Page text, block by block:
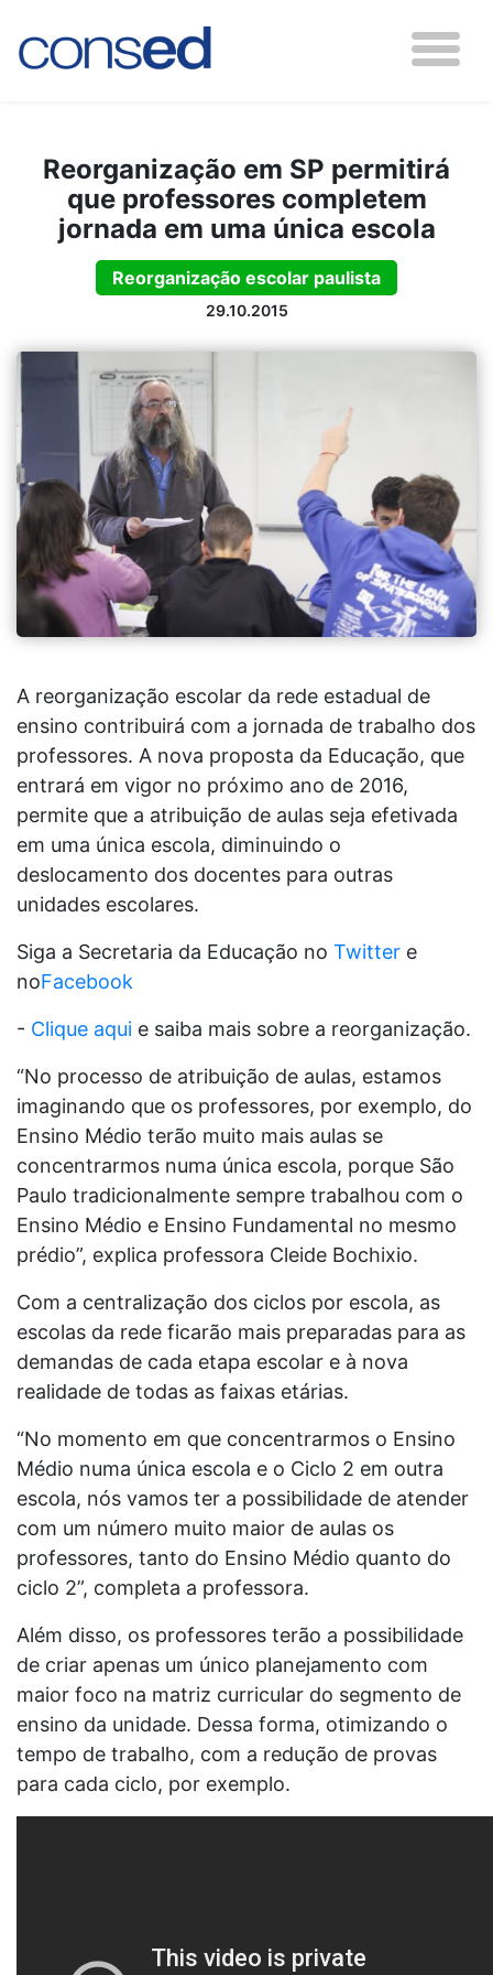
Reorganização em SP permitirá
que professores completem
jornada em uma única escola
Reorganização escolar paulista
29.10.2015
A reorganização escolar da rede estadual de
ensino contribuirá com a jornada de trabalho dos
professores. A nova proposta da Educação, que
entrará em vigor no próximo ano de 2016,
permite que a atribuição de aulas seja efetivada
em uma única escola, diminuindo o
deslocamento dos docentes para outras
unidades escolares.
Siga a Secretaria da Educação no Twitter e
noFacebook
- Clique aqui e saiba mais sobre a reorganização.
“No processo de atribuição de aulas, estamos
imaginando que os professores, por exemplo, do
Ensino Médio terão muito mais aulas se
concentrarmos numa única escola, porque São
Paulo tradicionalmente sempre trabalhou com o
Ensino Médio e Ensino Fundamental no mesmo
prédio”, explica professora Cleide Bochixio.
Com a centralização dos ciclos por escola, as
escolas da rede ficarão mais preparadas para as
demandas de cada etapa escolar e à nova
realidade de todas as faixas etárias.
“No momento em que concentrarmos o Ensino
Médio numa única escola e o Ciclo 2 em outra
escola, nós vamos ter a possibilidade de atender
com um número muito maior de aulas os
professores, tanto do Ensino Médio quanto do
ciclo 2”, completa a professora.
Além disso, os professores terão a possibilidade
de criar apenas um único planejamento com
maior foco na matriz curricular do segmento de
ensino da unidade. Dessa forma, otimizando o
tempo de trabalho, com a redução de provas
para cada ciclo, por exemplo.